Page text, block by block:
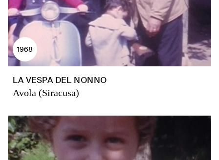
1968
LA VESPA DEL NONNO
Avola (Siracusa)